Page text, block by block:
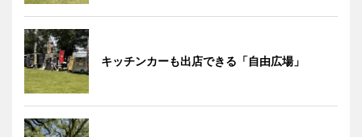
キッチンカーも出店できる「自由広場」